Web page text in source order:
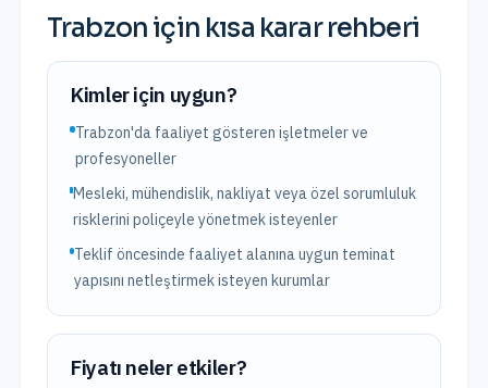
Trabzon için kısa karar rehberi
Kimler için uygun?
Trabzon'da faaliyet gösteren işletmeler ve
profesyoneller
Mesleki, mühendislik, nakliyat veya özel sorumluluk
risklerini poliçeyle yönetmek isteyenler
Teklif öncesinde faaliyet alanına uygun teminat
yapısını netleştirmek isteyen kurumlar
Fiyatı neler etkiler?